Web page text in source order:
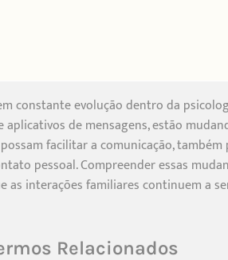
constante evolução dentro da
de mensagens, estão
facilitar a comunicação,
pessoal. Compreender essas
interações familiares continuem a
Relacionados